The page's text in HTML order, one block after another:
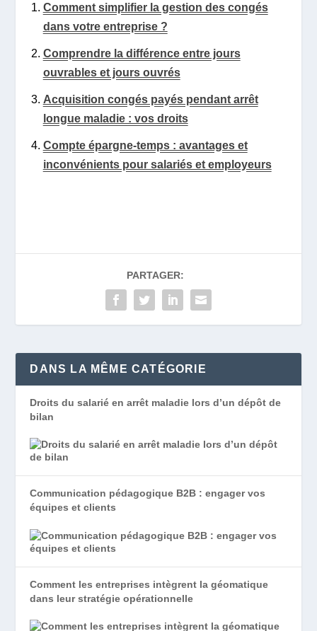
Comment simplifier la gestion des congés
dans votre entreprise ?
Comprendre la différence entre jours
ouvrables et jours ouvrés
Acquisition congés payés pendant arrêt
longue maladie : vos droits
Compte épargne-temps : avantages et
inconvénients pour salariés et employeurs
PARTAGER:
DANS LA MÊME CATÉGORIE
Droits du salarié en arrêt maladie lors d’un dépôt de
bilan
Communication pédagogique B2B : engager vos
équipes et clients
Comment les entreprises intègrent la géomatique
dans leur stratégie opérationnelle